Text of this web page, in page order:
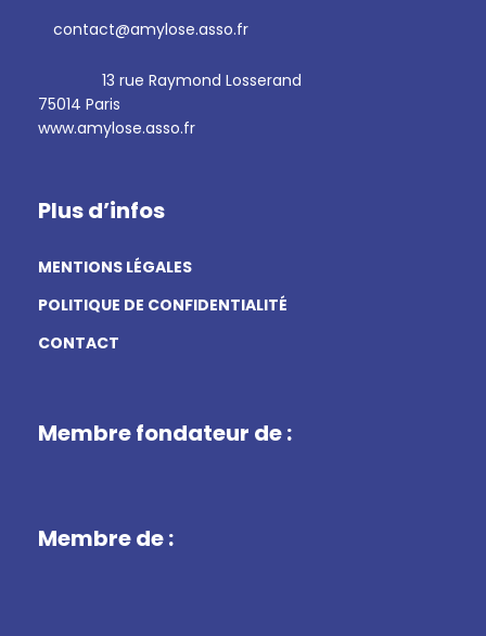
contact@amylose.asso.fr
13 rue Raymond Losserand
75014 Paris
www.amylose.asso.fr
Plus d’infos
MENTIONS LÉGALES
POLITIQUE DE CONFIDENTIALITÉ
CONTACT
Membre fondateur de :
Membre de :